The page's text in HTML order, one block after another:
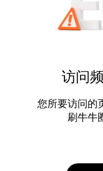
访问
您所要访问的
刷牛牛